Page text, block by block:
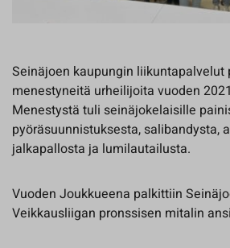
Seinäjoen kaupungin
menestyneitä urheilijoita vuoden
Menestystä tuli seinäjokelaisille
pyöräsuunnistuksesta, salibandysta,
jalkapallosta ja lumilautailusta.
Vuoden Joukkueena palkittiin
Veikkausliigan pronssisen mitalin